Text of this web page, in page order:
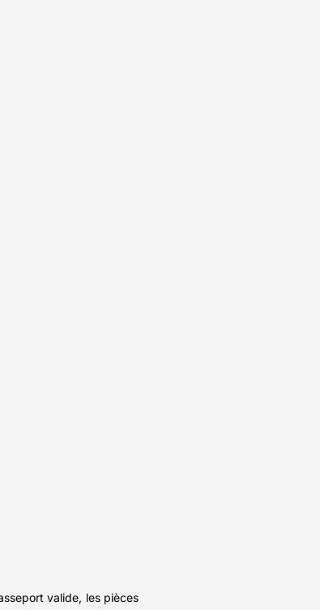
valide, les pièces